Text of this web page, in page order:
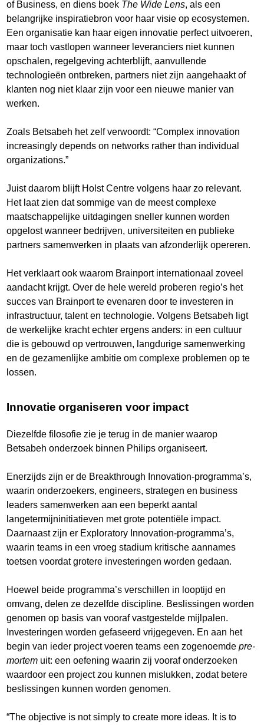
of Business, en diens boek The Wide Lens, als een
belangrijke inspiratiebron voor haar visie op ecosystemen.
Een organisatie kan haar eigen innovatie perfect uitvoeren,
maar toch vastlopen wanneer leveranciers niet kunnen
opschalen, regelgeving achterblijft, aanvullende
technologieën ontbreken, partners niet zijn aangehaakt of
klanten nog niet klaar zijn voor een nieuwe manier van
werken.
Zoals Betsabeh het zelf verwoordt: “Complex innovation
increasingly depends on networks rather than individual
organizations.”
Juist daarom blijft Holst Centre volgens haar zo relevant.
Het laat zien dat sommige van de meest complexe
maatschappelijke uitdagingen sneller kunnen worden
opgelost wanneer bedrijven, universiteiten en publieke
partners samenwerken in plaats van afzonderlijk opereren.
Het verklaart ook waarom Brainport internationaal zoveel
aandacht krijgt. Over de hele wereld proberen regio’s het
succes van Brainport te evenaren door te investeren in
infrastructuur, talent en technologie. Volgens Betsabeh ligt
de werkelijke kracht echter ergens anders: in een cultuur
die is gebouwd op vertrouwen, langdurige samenwerking
en de gezamenlijke ambitie om complexe problemen op te
lossen.
Innovatie organiseren voor impact
Diezelfde filosofie zie je terug in de manier waarop
Betsabeh onderzoek binnen Philips organiseert.
Enerzijds zijn er de Breakthrough Innovation-programma’s,
waarin onderzoekers, engineers, strategen en business
leaders samenwerken aan een beperkt aantal
langetermijninitiatieven met grote potentiële impact.
Daarnaast zijn er Exploratory Innovation-programma’s,
waarin teams in een vroeg stadium kritische aannames
toetsen voordat grotere investeringen worden gedaan.
Hoewel beide programma’s verschillen in looptijd en
omvang, delen ze dezelfde discipline. Beslissingen worden
genomen op basis van vooraf vastgestelde mijlpalen.
Investeringen worden gefaseerd vrijgegeven. En aan het
begin van ieder project voeren teams een zogenoemdepre-
mortem uit: een oefening waarin zij vooraf onderzoeken
waardoor een project zou kunnen mislukken, zodat betere
beslissingen kunnen worden genomen.
“The objective is not simply to create more ideas. It is to